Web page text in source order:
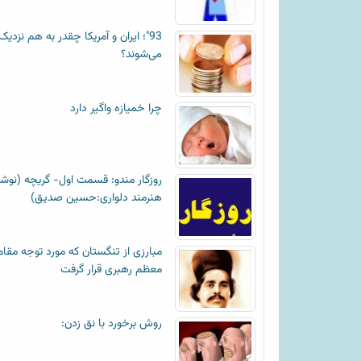
93"؛ ایران و آمریکا چقدر به هم
می‌شوند؟
چرا خمیازه واگیر دارد
روزگار مندو: قسمت اول- گریچه
هنرمند دلواری:حسین صدیق)
مبارزی از تنگستان که مورد توجه
معظم رهبری قرار گرفت
روش برخورد با نق زدن: